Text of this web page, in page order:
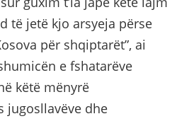
të jetë kjo arsyeja përse
për shqiptarët”, ai
e fshatarëve
këtë mënyrë
jugosllavëve dhe